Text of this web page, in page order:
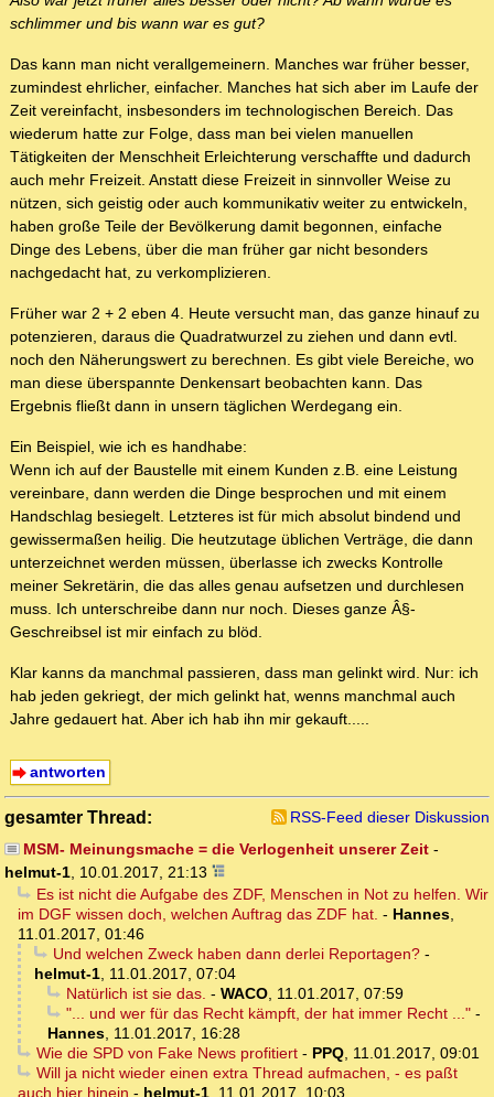
schlimmer und bis wann war es gut?
Das kann man nicht verallgemeinern. Manches war früher besser,
zumindest ehrlicher, einfacher. Manches hat sich aber im Laufe der
Zeit vereinfacht, insbesonders im technologischen Bereich. Das
wiederum hatte zur Folge, dass man bei vielen manuellen
Tätigkeiten der Menschheit Erleichterung verschaffte und dadurch
auch mehr Freizeit. Anstatt diese Freizeit in sinnvoller Weise zu
nützen, sich geistig oder auch kommunikativ weiter zu entwickeln,
haben große Teile der Bevölkerung damit begonnen, einfache
Dinge des Lebens, über die man früher gar nicht besonders
nachgedacht hat, zu verkomplizieren.
Früher war 2 + 2 eben 4. Heute versucht man, das ganze hinauf zu
potenzieren, daraus die Quadratwurzel zu ziehen und dann evtl.
noch den Näherungswert zu berechnen. Es gibt viele Bereiche, wo
man diese überspannte Denkensart beobachten kann. Das
Ergebnis fließt dann in unsern täglichen Werdegang ein.
Ein Beispiel, wie ich es handhabe:
Wenn ich auf der Baustelle mit einem Kunden z.B. eine Leistung
vereinbare, dann werden die Dinge besprochen und mit einem
Handschlag besiegelt. Letzteres ist für mich absolut bindend und
gewissermaßen heilig. Die heutzutage üblichen Verträge, die dann
unterzeichnet werden müssen, überlasse ich zwecks Kontrolle
meiner Sekretärin, die das alles genau aufsetzen und durchlesen
muss. Ich unterschreibe dann nur noch. Dieses ganze Â§-
Geschreibsel ist mir einfach zu blöd.
Klar kanns da manchmal passieren, dass man gelinkt wird. Nur: ich
hab jeden gekriegt, der mich gelinkt hat, wenns manchmal auch
Jahre gedauert hat. Aber ich hab ihn mir gekauft.....
antworten
gesamter Thread:
RSS-Feed dieser Diskussion
MSM- Meinungsmache = die Verlogenheit unserer Zeit-
helmut-1, 10.01.2017, 21:13
Es ist nicht die Aufgabe des ZDF, Menschen in Not zu helfen. Wir
im DGF wissen doch, welchen Auftrag das ZDF hat. - Hannes,
11.01.2017, 01:46
Und welchen Zweck haben dann derlei Reportagen?-
helmut-1, 11.01.2017, 07:04
Natürlich ist sie das. - WACO, 11.01.2017, 07:59
"... und wer für das Recht kämpft, der hat immer Recht ..."-
Hannes, 11.01.2017, 16:28
Wie die SPD von Fake News profitiert- PPQ, 11.01.2017, 09:01
Will ja nicht wieder einen extra Thread aufmachen, - es paßt
auch hier hinein - helmut-1 11.01.2017, 10:03